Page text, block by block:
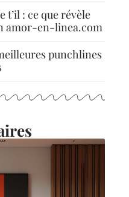
t’il : ce que révèle
amor-en-linea.com
punchlines